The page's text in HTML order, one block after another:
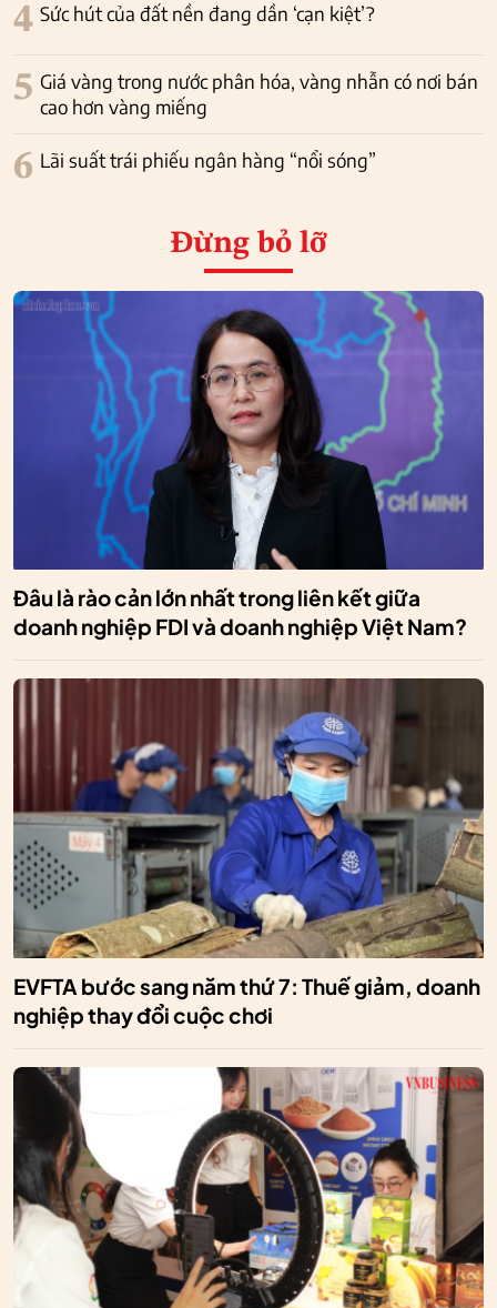
4 Sức hút của đất nền đang dần ‘cạn kiệt’?
5 Giá vàng trong nước phân hóa, vàng nhẫn có nơi bán
cao hơn vàng miếng
6 Lãi suất trái phiếu ngân hàng “nổi sóng”
Đừng bỏ lỡ
Đâu là rào cản lớn nhất trong liên kết giữa
doanh nghiệp FDI và doanh nghiệp Việt Nam?
EVFTA bước sang năm thứ 7: Thuế giảm, doanh
nghiệp thay đổi cuộc chơi